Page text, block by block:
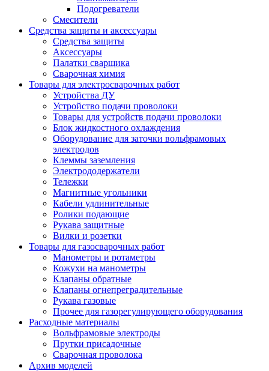
Подогреватели
Смесители
Средства защиты и аксессуары
Средства защиты
Аксессуары
Палатки сварщика
Сварочная химия
Товары для электросварочных работ
Устройства ДУ
Устройство подачи проволоки
Товары для устройств подачи проволоки
Блок жидкостного охлаждения
Оборудование для заточки вольфрамовых
электродов
Клеммы заземления
Электрододержатели
Тележки
Магнитные угольники
Кабели удлинительные
Ролики подающие
Рукава защитные
Вилки и розетки
Товары для газосварочных работ
Манометры и ротаметры
Кожухи на манометры
Клапаны обратные
Клапаны огнепреградительные
Рукава газовые
Прочее для газорегулирующего оборудования
Расходные материалы
Вольфрамовые электроды
Прутки присадочные
Сварочная проволока
Архив моделей